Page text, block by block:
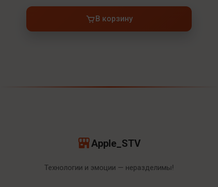
В корзину
Apple_STV
Технологии и эмоции — неразделимы!